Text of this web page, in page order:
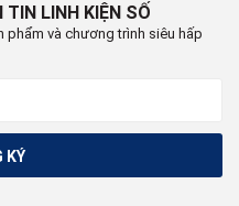
LINH KIỆN SỐ
và chương trình siêu hấp
KÝ